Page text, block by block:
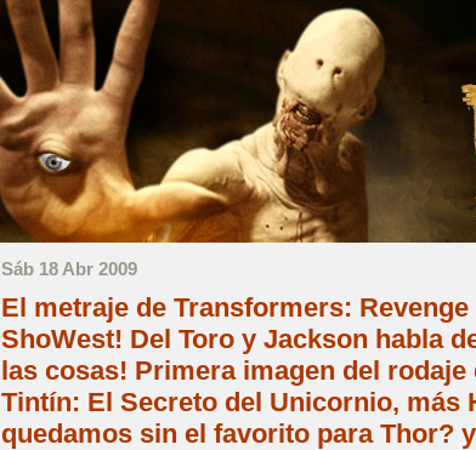
Sáb 18 Abr 2009
El metraje de Transformers:
ShoWest! Del Toro y Jackson habla
las cosas! Primera imagen del rodaje
Tintín: El Secreto del Unicornio, más
quedamos sin el favorito para Thor?